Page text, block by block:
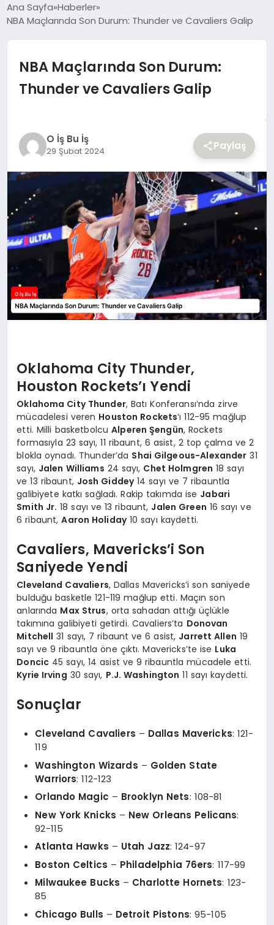
EKONOMİ
GÜNCEL
SIYASET
YAŞAM
Ana Sayfa Haberler
NBA Maçlarında Son Durum: Thunder ve Cavaliers Galip
NBA Maçlarında Son Durum:
Thunder ve Cavaliers Galip
O İş Bu İş
29 Şubat 2024 Paylaş
Oklahoma City Thunder,
Houston Rockets’ı Yendi
Oklahoma City Thunder, Batı Konferansı’nda zirve
mücadelesi veren Houston Rockets‘ı 112-95 mağlup
etti. Milli basketbolcuAlperen Şengün, Rockets
formasıyla 23 sayı, 11 ribaunt, 6 asist, 2 top çalma ve 2
blokla oynadı. Thunder’da Shai Gilgeous-Alexander 31
sayı, Jalen Williams 24 sayı, Chet Holmgren 18 sayı
ve 13 ribaunt, Josh Giddey14 sayı ve 7 ribauntla
galibiyete katkı sağladı. Rakip takımda ise Jabari
Smith Jr. 18 sayı ve 13 ribaunt, Jalen Green 16 sayı ve
6 ribaunt,Aaron Holiday10 sayı kaydetti.
Cavaliers, Mavericks’i Son
Saniyede Yendi
Cleveland Cavaliers, Dallas Mavericks’i son saniyede
bulduğu basketle 121-119 mağlup etti. Maçın son
anlarında Max Strus, orta sahadan attığı üçlükle
takımına galibiyeti getirdi. Cavaliers’ta Donovan
Mitchell 31 sayı, 7 ribaunt ve 6 asist, Jarrett Allen 19
sayı ve 9 ribauntla öne çıktı. Mavericks’te ise Luka
Doncic 45 sayı, 14 asist ve 9 ribauntla mücadele etti.
Kyrie Irving 30 sayı, P.J. Washington 11 sayı kaydetti.
Sonuçlar
Cleveland Cavaliers – Dallas Mavericks: 121-
119
Washington Wizards – Golden State
Warriors: 112-123
Orlando Magic – Brooklyn Nets: 108-81
New York Knicks – New Orleans Pelicans:
92-115
Atlanta Hawks – Utah Jazz: 124-97
Boston Celtics – Philadelphia 76ers: 117-99
Milwaukee Bucks – Charlotte Hornets: 123-
85
Chicago Bulls – Detroit Pistons: 95-105